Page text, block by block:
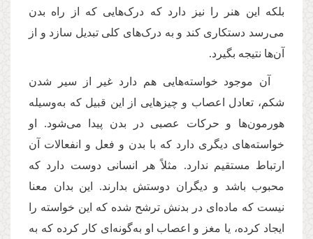
بلکه این هنر را نیز دارد که درک‌هایی که از راه بدن
می‌رسد دستکاری کند و به درک‌های کلی تبدیل سازد و از
آن‌ها نتیجه بگیرد.
آن موجود خواسته‌هایی هم دارد غیر از سیر شدن
شکم، تعادل اعصاب و چیزهایی از این قبیل که به‌وسیله
هورمون‌ها و حرکات عصبی در بدن پیدا می‌شود. او
خواسته‌های دیگری دارد که با بدن و فعل و انفعالات آن
ارتباط مستقیم ندارد. مثلاً هر انسانی دوست دارد که
محبوب باشد و دیگران دوستش بدارند. این بدان معنا
نیست که ماده‌ای در بدنش ترشح شده که این خواسته را
ایجاد کرده، یا مغز و اعصاب او به‌گونه‌ای کار کرده که به